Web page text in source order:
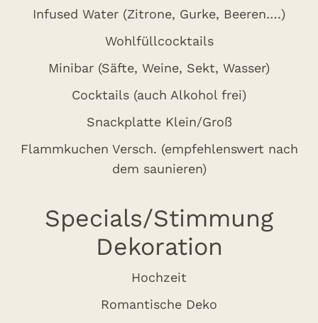
Infused Water (Zitrone, Gurke, Beeren….)
Wohlfüllcocktails
Minibar (Säfte, Weine, Sekt, Wasser)
Cocktails (auch Alkohol frei)
Snackplatte Klein/Groß
Flammkuchen Versch. (empfehlenswert nach
dem saunieren)
Specials/Stimmung
Dekoration
Hochzeit
Romantische Deko